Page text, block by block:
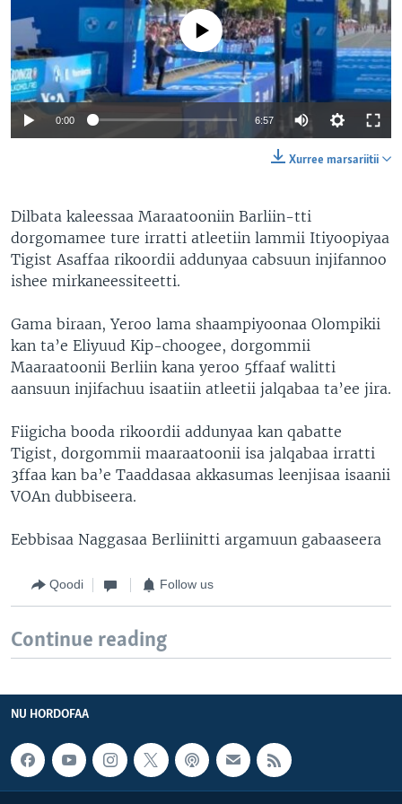
No media source currently available
0:00 6:57
Xurree marsariitii
Dilbata kaleessaa Maraatooniin Barliin-tti
dorgomamee ture irratti atleetiin lammii Itiyoopiyaa
Tigist Asaffaa rikoordii addunyaa cabsuun injifannoo
ishee mirkaneessiteetti.
Gama biraan, Yeroo lama shaampiyoonaa Olompikii
kan ta’e Eliyuud Kip-choogee, dorgommii
Maaraatoonii Berliin kana yeroo 5ffaaf walitti
aansuun injifachuu isaatiin atleetii jalqabaa ta’ee jira.
Fiigicha booda rikoordii addunyaa kan qabatte
Tigist, dorgommii maaraatoonii isa jalqabaa irratti
3ffaa kan ba’e Taaddasaa akkasumas leenjisaa isaanii
VOAn dubbiseera.
Eebbisaa Naggasaa Berliinitti argamuun gabaaseera
Qoodi Follow us
Continue reading
NU HORDOFAA